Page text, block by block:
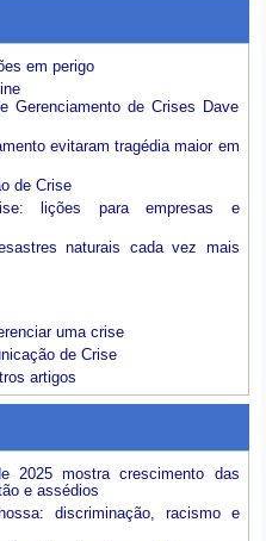
em perigo
Gerenciamento de Crises Dave
evitaram tragédia maior em
de Crise
lições para empresas e
naturais cada vez mais
uma crise
de Crise
artigos
2025 mostra crescimento das
e assédios
discriminação, racismo e